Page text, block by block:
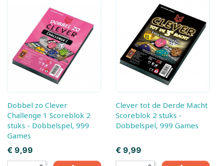
Dobbel zo Clever
Challenge 1 Scoreblok 2
stuks - Dobbelspel, 999
Games
Prijs
€ 9,99
Clever tot de Derde Macht
Scoreblok 2 stuks -
Dobbelspel, 999 Games
Prijs
€ 9,99